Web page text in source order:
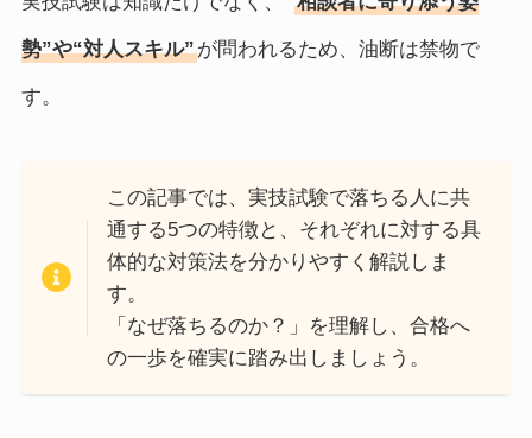
勢”や“対人スキル”が問われるため、油断は禁物で
す。
この記事では、実技試験で落ちる人に共
通する5つの特徴と、それぞれに対する具
体的な対策法を分かりやすく解説しま
す。
「なぜ落ちるのか？」を理解し、合格へ
の一歩を確実に踏み出しましょう。